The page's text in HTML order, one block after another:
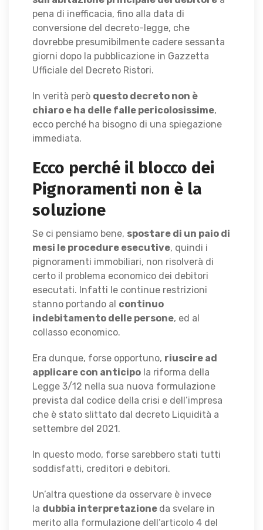
pena di inefficacia, fino alla data di
conversione del decreto-legge, che
dovrebbe presumibilmente cadere sessanta
giorni dopo la pubblicazione in Gazzetta
Ufficiale del Decreto Ristori.
In verità però questo decreto non è
chiaro e ha delle falle pericolosissime,
ecco perché ha bisogno di una spiegazione
immediata.
Ecco perché il blocco dei
Pignoramenti non è la
soluzione
Se ci pensiamo bene, spostare di un paio di
mesi le procedure esecutive, quindi i
pignoramenti immobiliari, non risolverà di
certo il problema economico dei debitori
esecutati. Infatti le continue restrizioni
stanno portando al continuo
indebitamento delle persone, ed al
collasso economico.
Era dunque, forse opportuno, riuscire ad
applicare con anticipo la riforma della
Legge 3/12 nella sua nuova formulazione
prevista dal codice della crisi e dell’impresa
che è stato slittato dal decreto Liquidità a
settembre del 2021.
In questo modo, forse sarebbero stati tutti
soddisfatti, creditori e debitori.
Un’altra questione da osservare è invece
la dubbia interpretazione da svelare in
merito alla formulazione dell’articolo 4 del